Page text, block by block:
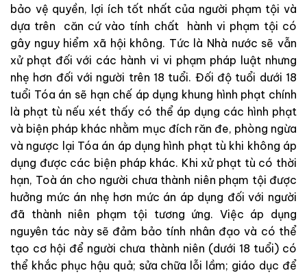
bảo vệ quyền, lợi ích tốt nhất của người phạm tội và
dựa trên căn cứ vào tính chất hành vi phạm tội có
gây nguy hiểm xã hội không. Tức là Nhà nước sẽ vẫn
xử phạt đối với các hành vi vi phạm pháp luật nhưng
nhẹ hơn đối với người trên 18 tuổi. Đối độ tuổi dưới 18
tuổi Tóa án sẽ hạn chế áp dụng khung hình phạt chính
là phạt tù nếu xét thấy có thể áp dụng các hình phạt
và biện pháp khác nhằm mục đích răn đe, phòng ngừa
và ngược lại Tóa án áp dụng hình phạt tù khi không áp
dụng được các biện pháp khác. Khi xử phạt tù có thời
hạn, Toà án cho người chưa thành niên phạm tội được
hưởng mức án nhẹ hơn mức án áp dụng đối với người
đã thành niên phạm tội tương ứng. Việc áp dụng
nguyên tác này sẽ đảm bảo tính nhân đạo và có thể
tạo cơ hội để người chưa thành niên (dưới 18 tuổi) có
thể khắc phục hậu quả; sửa chữa lỗi lầm; giáo dục để